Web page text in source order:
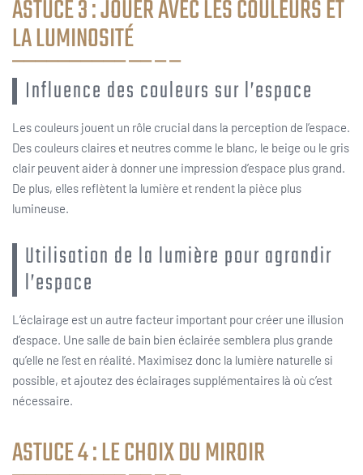
ASTUCE 3 : JOUER AVEC LES COULEURS ET
LA LUMINOSITÉ
Influence des couleurs sur l’espace
Les couleurs jouent un rôle crucial dans la perception de l’espace.
Des couleurs claires et neutres comme le blanc, le beige ou le gris
clair peuvent aider à donner une impression d’espace plus grand.
De plus, elles reflètent la lumière et rendent la pièce plus
lumineuse.
Utilisation de la lumière pour agrandir
l’espace
L’éclairage est un autre facteur important pour créer une illusion
d’espace. Une salle de bain bien éclairée semblera plus grande
qu’elle ne l’est en réalité. Maximisez donc la lumière naturelle si
possible, et ajoutez des éclairages supplémentaires là où c’est
nécessaire.
ASTUCE 4 : LE CHOIX DU MIROIR